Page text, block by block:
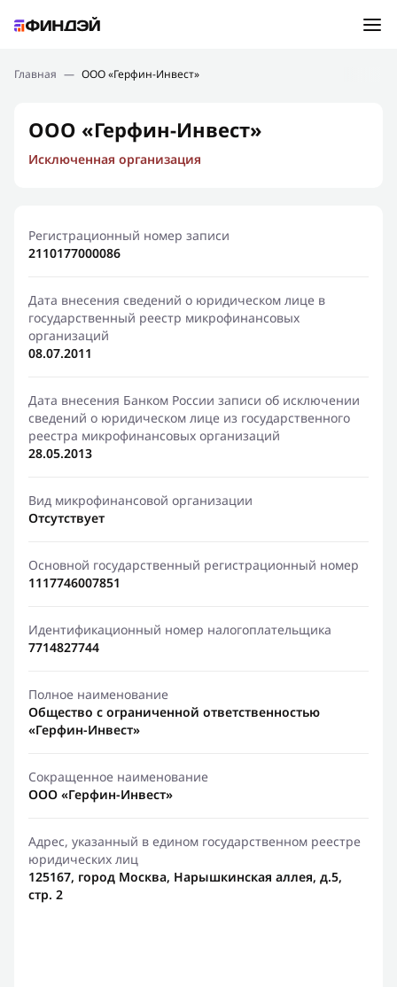
Подбор займа
Новости
Финансовое просвещение
Главная — ООО «Герфин-Инвест»
ООО «Герфин-Инвест»
Исключенная организация
Регистрационный номер записи
2110177000086
Дата внесения сведений о юридическом лице в
государственный реестр микрофинансовых
организаций
08.07.2011
Дата внесения Банком России записи об исключении
сведений о юридическом лице из государственного
реестра микрофинансовых организаций
28.05.2013
Вид микрофинансовой организации
Отсутствует
Основной государственный регистрационный номер
1117746007851
Идентификационный номер налогоплательщика
7714827744
Полное наименование
Общество с ограниченной ответственностью
«Герфин-Инвест»
Сокращенное наименование
ООО «Герфин-Инвест»
Адрес, указанный в едином государственном реестре
юридических лиц
125167, город Москва, Нарышкинская аллея, д.5,
стр. 2
Ошибка:Контактная форма не найдена.
Спасибо, что написали нам
Мы свяжемся с Вами в ближайшее время и сообщим
результат
Отправить новый запрос